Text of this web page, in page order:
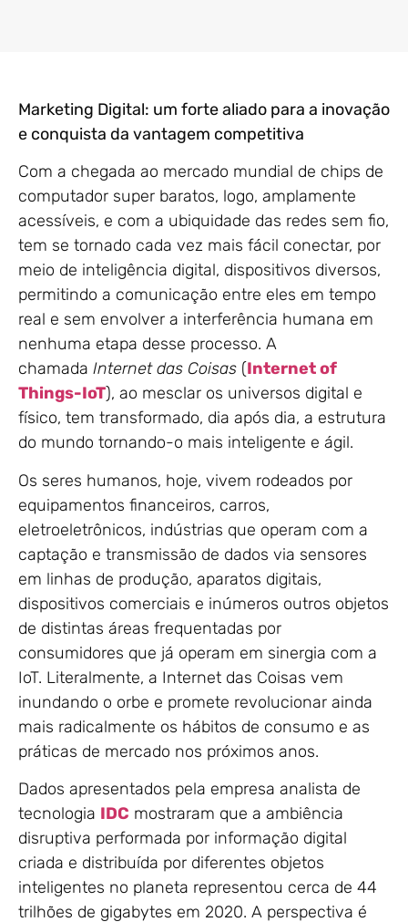
Marketing Digital: um forte aliado para a inovação
e conquista da vantagem competitiva
Com a chegada ao mercado mundial de chips de
computador super baratos, logo, amplamente
acessíveis, e com a ubiquidade das redes sem fio,
tem se tornado cada vez mais fácil conectar, por
meio de inteligência digital, dispositivos diversos,
permitindo a comunicação entre eles em tempo
real e sem envolver a interferência humana em
nenhuma etapa desse processo. A
chamada Internet das Coisas (Internet of
Things-IoT), ao mesclar os universos digital e
físico, tem transformado, dia após dia, a estrutura
do mundo tornando-o mais inteligente e ágil.
Os seres humanos, hoje, vivem rodeados por
equipamentos financeiros, carros,
eletroeletrônicos, indústrias que operam com a
captação e transmissão de dados via sensores
em linhas de produção, aparatos digitais,
dispositivos comerciais e inúmeros outros objetos
de distintas áreas frequentadas por
consumidores que já operam em sinergia com a
IoT. Literalmente, a Internet das Coisas vem
inundando o orbe e promete revolucionar ainda
mais radicalmente os hábitos de consumo e as
práticas de mercado nos próximos anos.
Dados apresentados pela empresa analista de
tecnologia IDC mostraram que a ambiência
disruptiva performada por informação digital
criada e distribuída por diferentes objetos
inteligentes no planeta representou cerca de 44
trilhões de gigabytes em 2020. A perspectiva é